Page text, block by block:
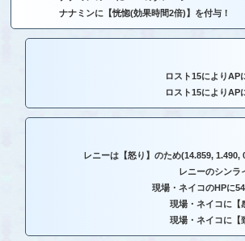
ナナミンに【恍惚(効果時間2倍)】を付与！
ロスト15によりAP
ロスト15によりAP
レニーは【怒り】のため(14.859, 1.490,
レニーのシンラ
現場・ネイコのHPに
現場・ネイコに【
現場・ネイコに【